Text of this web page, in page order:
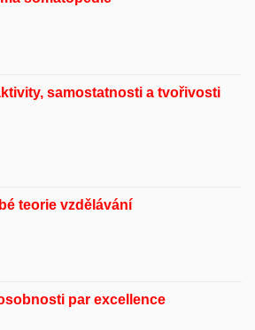
samostatnosti a tvořivosti
teorie vzdělávání
par excellence